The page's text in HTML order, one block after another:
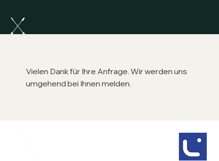
Vielen Dank für Ihre Anfrage. Wir werden uns
umgehend bei Ihnen melden.